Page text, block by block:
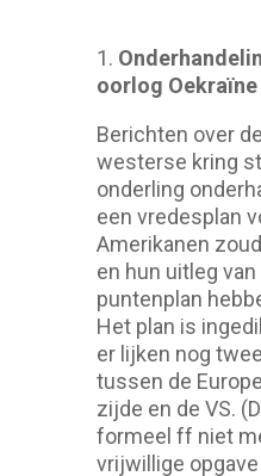
1.
oorlog Oekraïne
Berichten over
westerse kring
onderling
een vredesplan
Amerikanen
en hun uitleg
puntenplan
Het plan is
er lijken nog
tussen de
zijde en de VS.
formeel ff niet
vrijwillige